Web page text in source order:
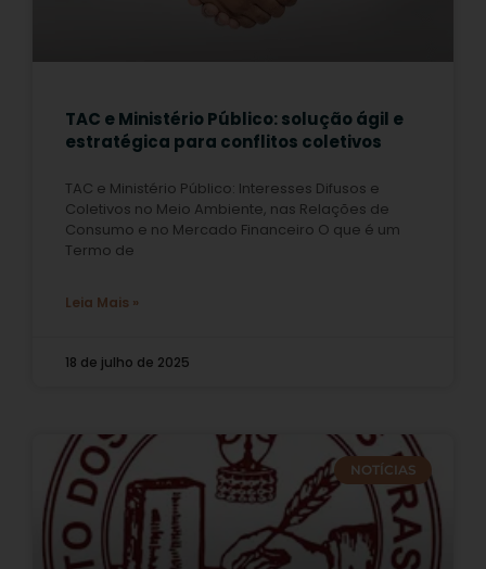
TAC e Ministério Público: solução ágil e
estratégica para conflitos coletivos
TAC e Ministério Público: Interesses Difusos e
Coletivos no Meio Ambiente, nas Relações de
Consumo e no Mercado Financeiro O que é um
Termo de
Leia Mais »
18 de julho de 2025
NOTÍCIAS